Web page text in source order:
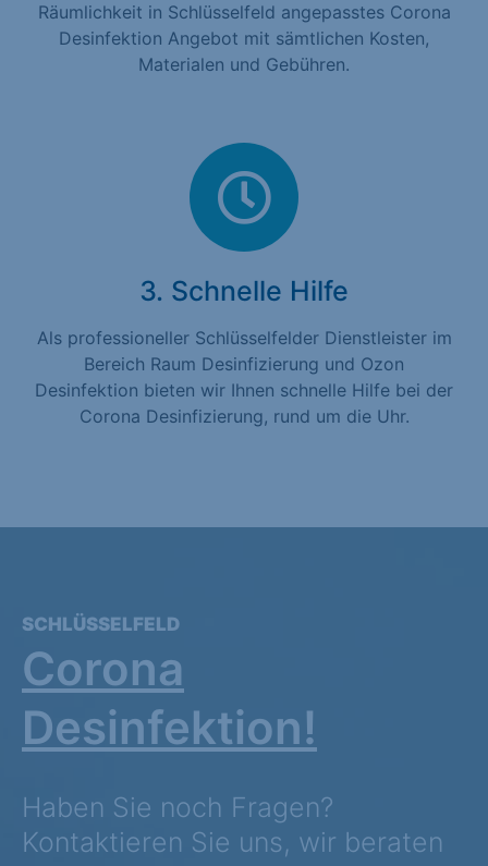
Räumlichkeit in Schlüsselfeld angepasstes Corona
Desinfektion Angebot mit sämtlichen Kosten,
Materialen und Gebühren.
3. Schnelle Hilfe
Als professioneller Schlüsselfelder Dienstleister im
Bereich Raum Desinfizierung und Ozon
Desinfektion bieten wir Ihnen schnelle Hilfe bei der
Corona Desinfizierung, rund um die Uhr.
SCHLÜSSELFELD
Corona
Desinfektion!
Haben Sie noch Fragen?
Kontaktieren Sie uns, wir beraten